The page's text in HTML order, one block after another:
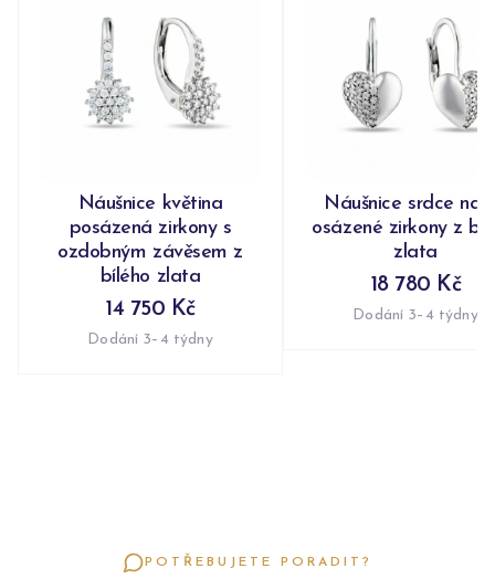
Náušnice květina
posázená zirkony s
ozdobným závěsem z
bílého zlata
14 750 Kč
Dodání 3–4 týdny
Náušnice srdce
osázené zirkony z
zlata
18 780 Kč
Dodání 3–4 týdny
POTŘEBUJETE PORADIT?